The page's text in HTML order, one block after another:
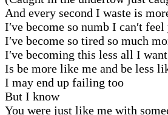
And every second I waste is
I′ve become so numb I can′t
I′ve become so tired so much
I′ve becoming this less all I
Is be more like me and be less
I may end up failing too
But I know
You were just like me with